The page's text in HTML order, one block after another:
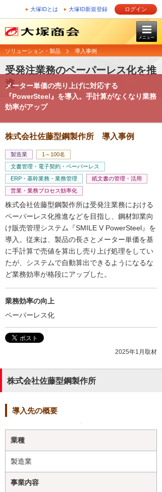
大塚IDとは 大塚ID新規登録 ログイン
メニュー
ソリューション・製品 導入事例
受発注業務のペーパーレス化を推
進
メーター単価の売り上げに対応する
『PowerSteel』を導入。手計算がなくなり業務
効率がアップ
株式会社佐藤型鋼製作所 導入事例
製造業
1～100名
文書管理・電子契約・ペーパーレス
ERP・基幹業務・業務管理
紙文書の管理・活用
営業・業務プロセス効率化
株式会社佐藤型鋼製作所は受発注業務における
ペーパーレス化推進などを目指し、鋼材卸業向
け販売管理システム『SMILE V PowerSteel』を
導入。従来は、製品の長さとメーター単価を基
に手計算で売値を算出し売り上げ処理をしてい
たが、システムで自動算出できるようになるな
ど業務効率が格段にアップした。
業務効率の向上
ペーパーレス化
2025年1月取材
株式会社佐藤型鋼製作所
導入先の概要
業種
製造業
事業内容